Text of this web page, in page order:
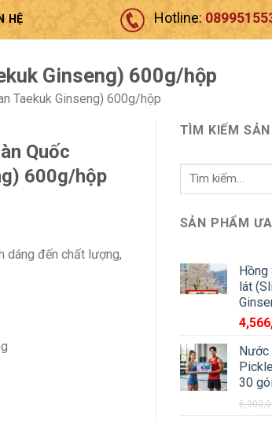
HỆ Hotline:
Ginseng) 600g/hộp
Taekuk Ginseng) 600g/hộp
TÌM KIẾM
Tìm
SẢN PHẨM
Hồng
lát
Nước
30
Quốc
600g/hộp
dáng đến chất lượng,